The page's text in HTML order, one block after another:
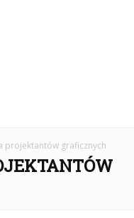
projektantów graficznych